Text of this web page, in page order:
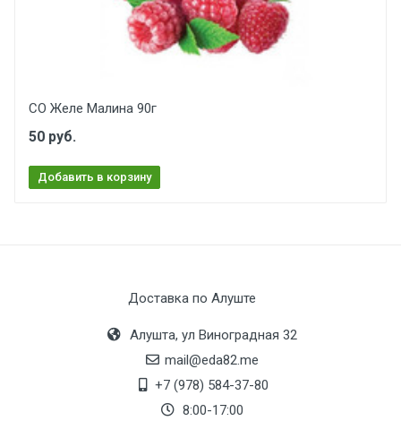
СО Желе Малина 90г
50 руб.
Добавить в корзину
Доставка по Алуште
Алушта, ул Виноградная 32
mail@eda82.me
+7 (978) 584-37-80
8:00-17:00